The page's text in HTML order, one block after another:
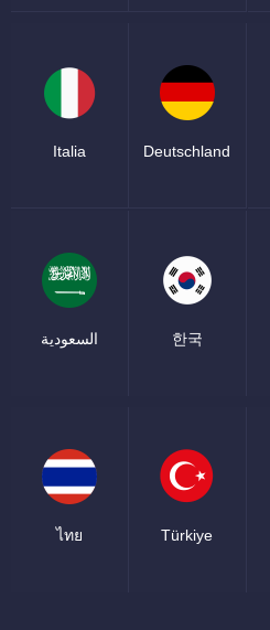
Italia Deutschland
السعودية 한국
ไทย Türkiye